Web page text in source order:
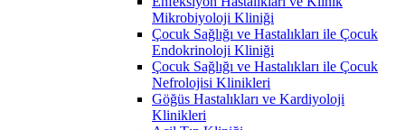
Mikrobiyoloji Kliniği
Çocuk Sağlığı ve Hastalıkları ile Çocuk
Endokrinoloji Kliniği
Çocuk Sağlığı ve Hastalıkları ile Çocuk
Nefrolojisi Klinikleri
Göğüs Hastalıkları ve Kardiyoloji
Klinikleri